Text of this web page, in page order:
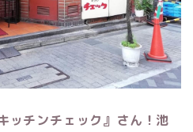
ッチンチェック』さん！池